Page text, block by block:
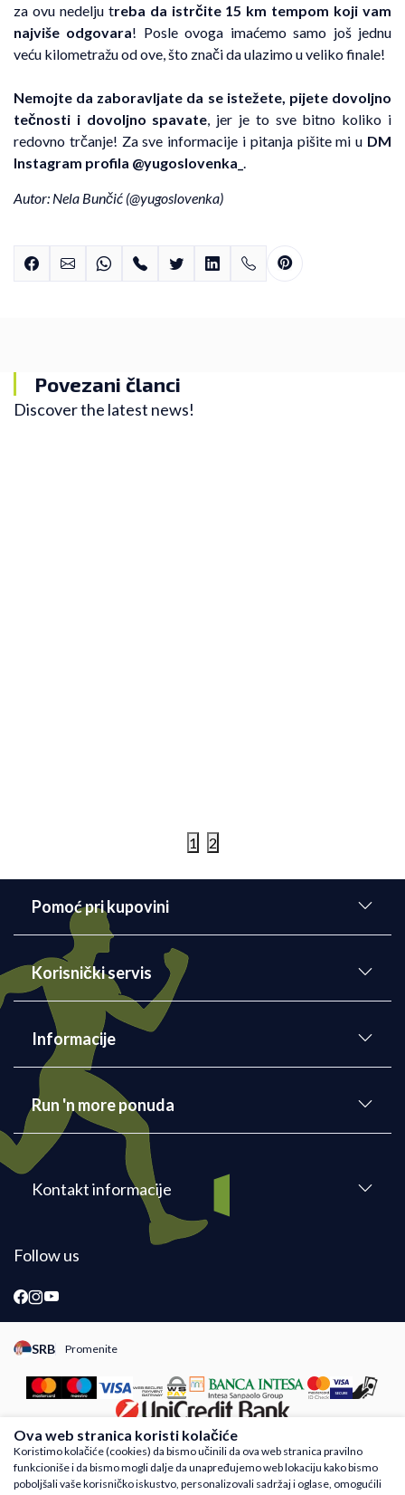
za ovu nedelju treba da istrčite 15 km tempom koji vam
najviše odgovara! Posle ovoga imaćemo samo još jednu
veću kilometražu od ove, što znači da ulazimo u veliko finale!
Nemojte da zaboravljate da se istežete, pijete dovoljno
tečnosti i dovoljno spavate , jer je to sve bitno koliko i
redovno trčanje! Za sve informacije i pitanja pišite mi u DM
Instagram profila @yugoslovenka_
Autor: Nela Bunčić (@yugoslovenka)
Povezani članci
Discover the latest news!
1 2
Pomoć pri kupovini
Korisnički servis
Informacije
Run 'n more ponuda
Kontakt informacije
Follow us
SRB Promenite
Promeni instancu sajta, posetite sajtove za druge zemlje
Nastojimo da budemo što precizniji u opisu proizvoda, prikazu slika i samih cena,
ali ne možemo garantovati da su sve informacije kompletne i bez grešaka. Svi
Ova web stranica koristi kolačiće
Koristimo kolačiće (cookies) da bismo učinili da ova web stranica pravilno
funkcioniše i da bismo mogli dalje da unapređujemo web lokaciju kako bismo
poboljšali vaše korisničko iskustvo, personalizovali sadržaj i oglase, omogućili